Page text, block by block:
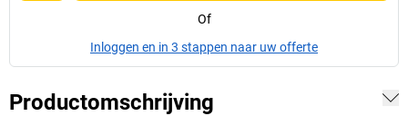
Of
Inloggen en in 3 stappen naar uw offerte
Productomschrijving